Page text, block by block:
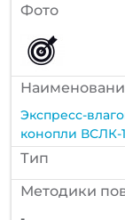
Фото
Экспресс-
конопли ВСЛК-1
Тип
Методики